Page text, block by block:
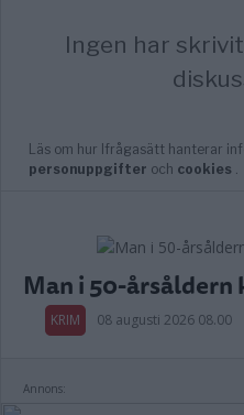
Man i 50-
KRIM 08 augusti 2026 08.00
Annons: